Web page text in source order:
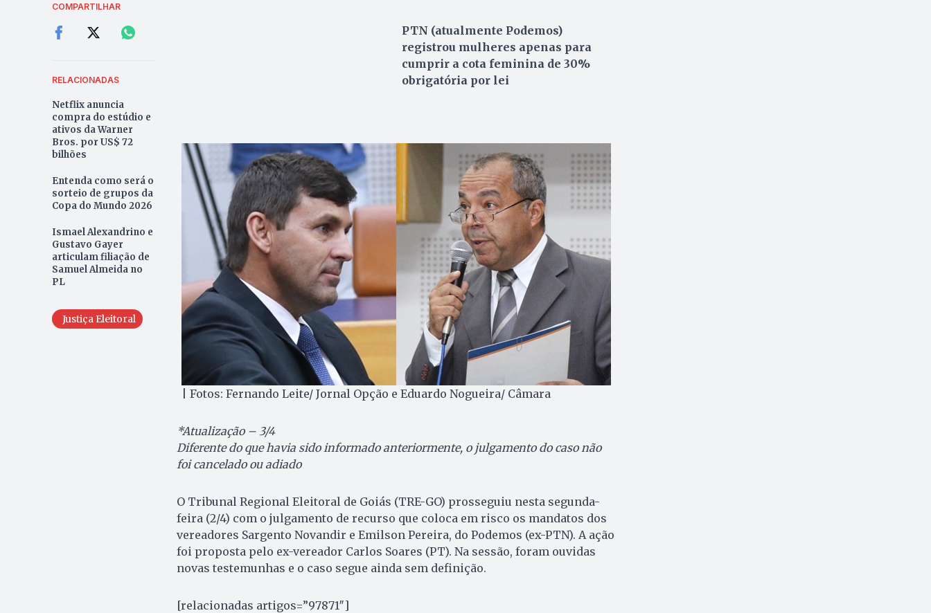
COMPARTILHAR
RELACIONADAS
Netflix anuncia
compra do estúdio e
ativos da Warner
Bros. por US$ 72
bilhões
Entenda como será o
sorteio de grupos da
Copa do Mundo 2026
Ismael Alexandrino e
Gustavo Gayer
articulam filiação de
Samuel Almeida no
PL
Justiça Eleitoral
PTN (atualmente Podemos)
registrou mulheres apenas para
cumprir a cota feminina de 30%
obrigatória por lei
| Fotos: Fernando Leite/ Jornal Opção e Eduardo Nogueira/ Câmara
*Atualização – 3/4
Diferente do que havia sido informado anteriormente, o julgamento do caso não
foi cancelado ou adiado
O Tribunal Regional Eleitoral de Goiás (TRE-GO) prosseguiu nesta segunda-
feira (2/4) com o julgamento de recurso que coloca em risco os mandatos dos
vereadores Sargento Novandir e Emilson Pereira, do Podemos (ex-PTN). A ação
foi proposta pelo ex-vereador Carlos Soares (PT). Na sessão, foram ouvidas
novas testemunhas e o caso segue ainda sem definição.
[relacionadas artigos=”97871″]